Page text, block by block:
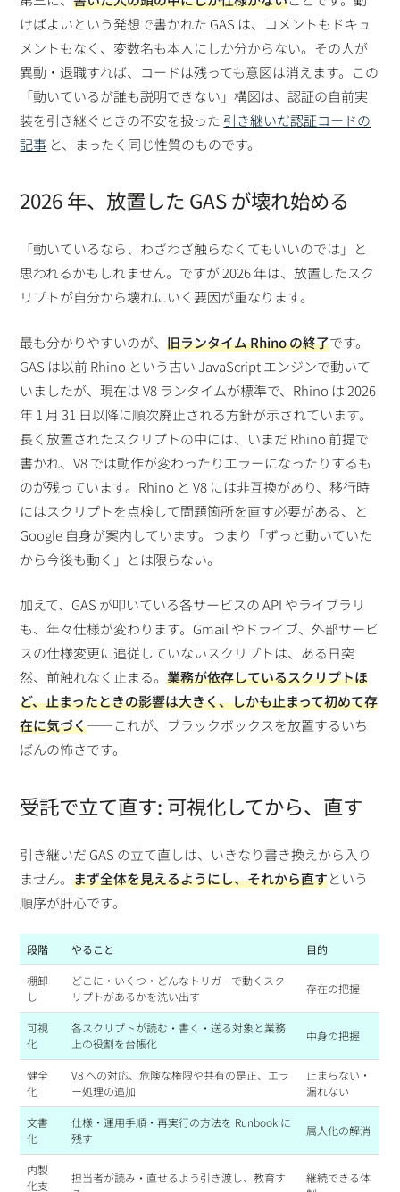
けばよいという発想で書かれた GAS は、コメントもドキュ
メントもなく、変数名も本人にしか分からない。その人が
異動・退職すれば、コードは残っても意図は消えます。この
「動いているが誰も説明できない」構図は、認証の自前実
装を引き継ぐときの不安を扱った 引き継いだ認証コードの
記事 と、まったく同じ性質のものです。
2026 年、放置した GAS が壊れ始める
「動いているなら、わざわざ触らなくてもいいのでは」と
思われるかもしれません。ですが 2026 年は、放置したスク
リプトが自分から壊れにいく要因が重なります。
最も分かりやすいのが、旧ランタイム Rhino の終了です。
GAS は以前 Rhino という古い JavaScript エンジンで動いて
いましたが、現在は V8 ランタイムが標準で、Rhino は 2026
年 1 月 31 日以降に順次廃止される方針が示されています。
長く放置されたスクリプトの中には、いまだ Rhino 前提で
書かれ、V8 では動作が変わったりエラーになったりするも
のが残っています。Rhino と V8 には非互換があり、移行時
にはスクリプトを点検して問題箇所を直す必要がある、と
Google 自身が案内しています。つまり「ずっと動いていた
から今後も動く」とは限らない。
加えて、GAS が叩いている各サービスの API やライブラリ
も、年々仕様が変わります。Gmail やドライブ、外部サービ
スの仕様変更に追従していないスクリプトは、ある日突
然、前触れなく止まる。業務が依存しているスクリプトほ
ど、止まったときの影響は大きく、しかも止まって初めて存
在に気づく——これが、ブラックボックスを放置するいち
ばんの怖さです。
受託で立て直す: 可視化してから、直す
引き継いだ GAS の立て直しは、いきなり書き換えから入り
ません。まず全体を見えるようにし、それから直すという
順序が肝心です。
段階 やること 目的
棚卸
し
どこに・いくつ・どんなトリガーで動くスク
リプトがあるかを洗い出す
存在の把握
可視
化
各スクリプトが読む・書く・送る対象と業務
上の役割を台帳化
中身の把握
健全
化
V8 への対応、危険な権限や共有の是正、エラ
ー処理の追加
止まらない・
漏れない
文書
化
仕様・運用手順・再実行の方法を Runbook に
残す
属人化の解消
内製
化支
担当者が読み・直せるよう引き渡し、教育す
継続できる体